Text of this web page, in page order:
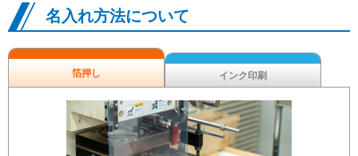
名入れ方法について
箔押し インク印刷